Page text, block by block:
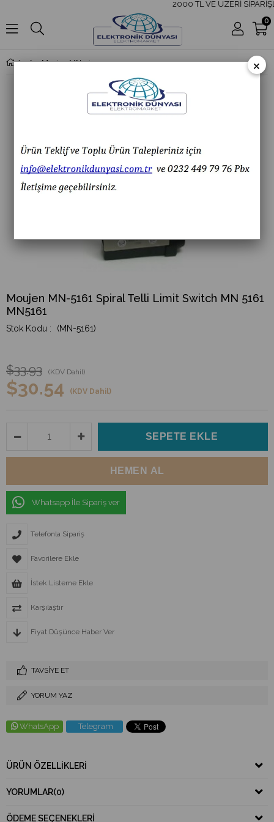
2000 TL VE ÜZERİ
0
Moujen MN-5161 Spiral Telli Limit Switch MN 5161 MN5161
Moujen MN-5161 Spiral Telli Limit Switch MN 5161
MN5161
(MN-5161)
$33.93 (KDV Dahil)
$30.54 (KDV Dahil)
Whatsapp İle Sipariş ver
Telefonla Sipariş
Favorilere Ekle
İstek Listeme Ekle
Karşılaştır
Fiyat Düşünce Haber Ver
TAVSIYE ET
YORUM YAZ
WhatsApp Telegram
ÜRÜN ÖZELLIKLERI
YORUMLAR(0)
ÖDEME SEÇENEKLERI
×